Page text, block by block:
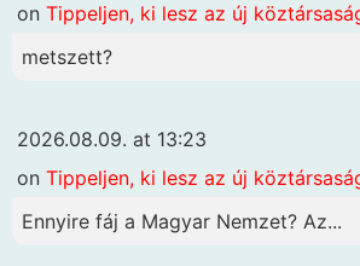
on Tippeljen, ki lesz az új
metszett?
2026.08.09. at 13:23
on Tippeljen, ki lesz az új
Ennyire fáj a Magyar Nemzet? Az...